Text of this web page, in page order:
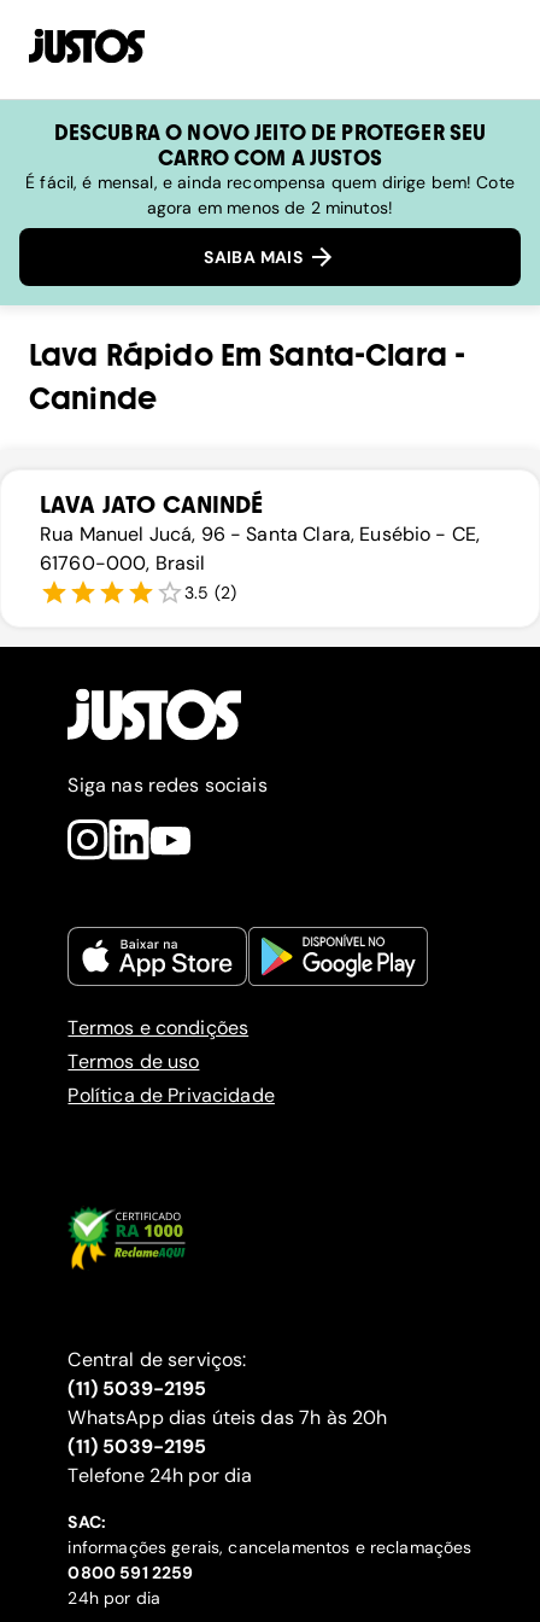
DESCUBRA O NOVO JEITO DE PROTEGER SEU
CARRO COM A JUSTOS
É fácil, é mensal, e ainda recompensa quem dirige bem! Cote
agora em menos de 2 minutos!
SAIBA MAIS
Lava RápidoEm Santa-Clara -
Caninde
LAVA JATO CANINDÉ
Rua Manuel Jucá, 96 - Santa Clara, Eusébio - CE,
61760-000, Brasil
3.5 (2)
Siga nas redes sociais
Termos e condições
Termos de uso
Política de Privacidade
Central de serviços:
(11) 5039-2195
WhatsApp dias úteis das 7h às 20h
(11) 5039-2195
‍Telefone 24h por dia
SAC:
informações gerais, cancelamentos e reclamações
‍0800 591 2259
24h por dia